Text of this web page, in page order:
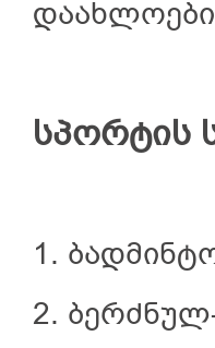
სპორტის
1.
2.